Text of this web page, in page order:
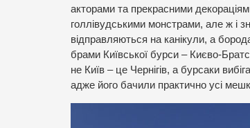
акторами та прекрасними
голлівудськими монстрами, але ж і
відправляються на канікули, а
брами Київської бурси – Києво-
не Київ – це Чернігів, а бурсаки
адже його бачили практично усі